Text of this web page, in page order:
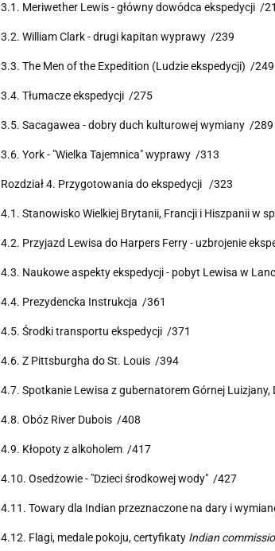
3.1. Meriwether Lewis - główny dowódca ekspedycji /
3.2. William Clark - drugi kapitan wyprawy /239
3.3. The Men of the Expedition (Ludzie ekspedycji) /249
3.4. Tłumacze ekspedycji /275
3.5. Sacagawea - dobry duch kulturowej wymiany /289
3.6. York - "Wielka Tajemnica" wyprawy /313
Rozdział 4. Przygotowania do ekspedycji /323
4.1. Stanowisko Wielkiej Brytanii, Francji i Hiszpanii w
4.2. Przyjazd Lewisa do Harpers Ferry - uzbrojenie
4.3. Naukowe aspekty ekspedycji - pobyt Lewisa w
4.4. Prezydencka Instrukcja /361
4.5. Środki transportu ekspedycji /371
4.6. Z Pittsburgha do St. Louis /394
4.7. Spotkanie Lewisa z gubernatorem Górnej
4.8. Obóz River Dubois /408
4.9. Kłopoty z alkoholem /417
4.10. Osedżowie - "Dzieci środkowej wody" /427
4.11. Towary dla Indian przeznaczone na dary i
4.12. Flagi, medale pokoju, certyfikaty Indian